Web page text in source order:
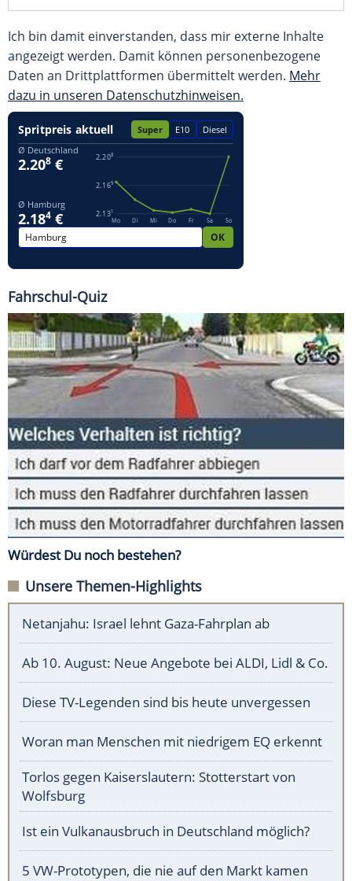
Ich bin damit einverstanden, dass mir externe Inhalte
angezeigt werden. Damit können personenbezogene
Daten an Drittplattformen übermittelt werden. Mehr
dazu in unseren Datenschutzhinweisen.
Fahrschul-Quiz
Würdest Du noch bestehen?
Unsere Themen-Highlights
Netanjahu: Israel lehnt Gaza-Fahrplan ab
Ab 10. August: Neue Angebote bei ALDI, Lidl & Co.
Diese TV-Legenden sind bis heute unvergessen
Woran man Menschen mit niedrigem EQ erkennt
Torlos gegen Kaiserslautern: Stotterstart von
Wolfsburg
Ist ein Vulkanausbruch in Deutschland möglich?
5 VW-Prototypen, die nie auf den Markt kamen